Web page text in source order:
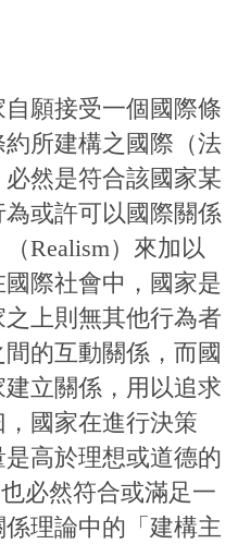
願接受一個國際條
所建構之國際（法
然是符合該國家某
或許可以國際關係
Realism）來加以
際社會中，國家是
上則無其他行為者
的互動關係，而國
立關係，用以追求
國家在進行決策
高於理想或道德的
必然符合或滿足一
理論中的「建構主